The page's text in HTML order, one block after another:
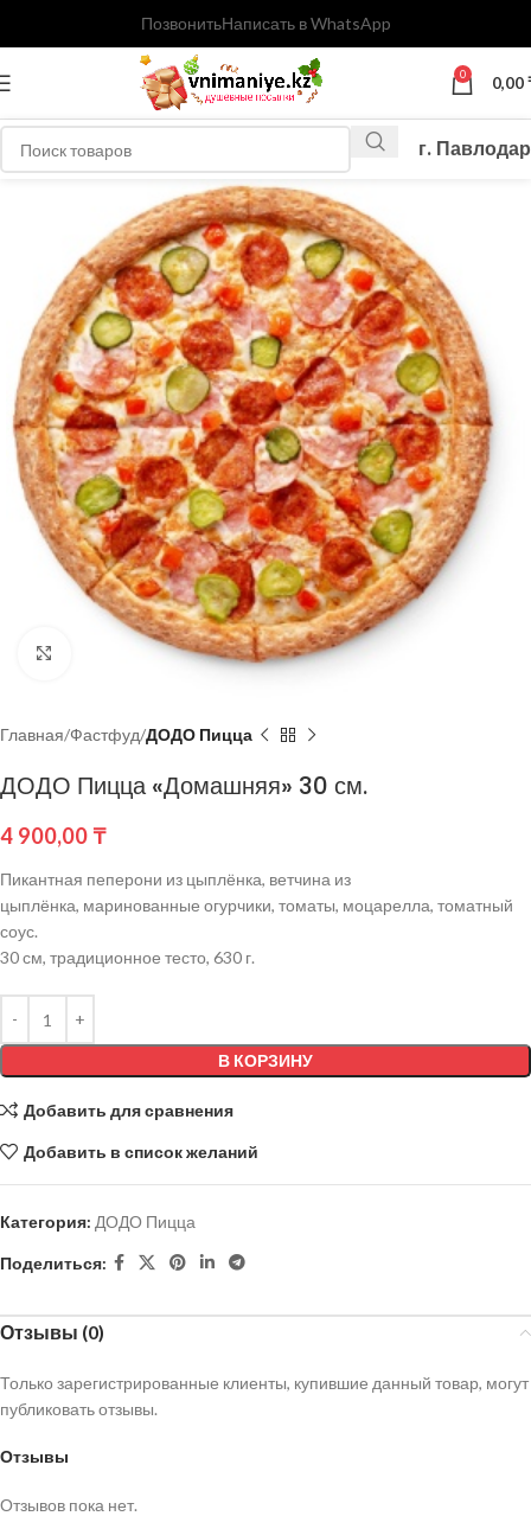
ПозвонитьНаписать в WhatsApp
0 0,00
г. Павлодар
Нажмите, чтобы увеличить
Главная Фастфуд ДОДО Пицца
ДОДО Пицца «Домашняя» 30 см.
4 900,00 ₸
Пикантная пеперони из цыплёнка, ветчина из
цыплёнка, маринованные огурчики, томаты, моцарелла, томатный
соус.
30 см, традиционное тесто, 630 г.
В КОРЗИНУ
Добавить для сравнения
Добавить в список желаний
Категория: ДОДО Пицца
Поделиться:
Отзывы (0)
Отзывы
Отзывов пока нет.
Только зарегистрированные клиенты, купившие данный товар, могут
публиковать отзывы.